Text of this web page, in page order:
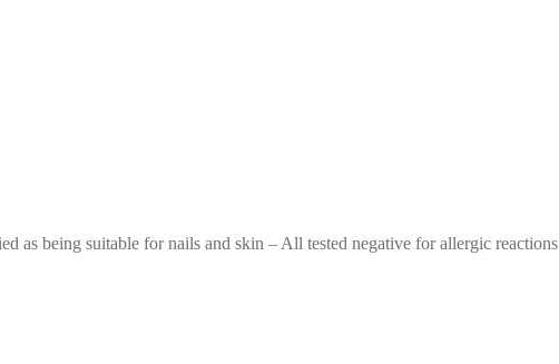
as being suitable for nails and skin – All tested negative for allergic reactions